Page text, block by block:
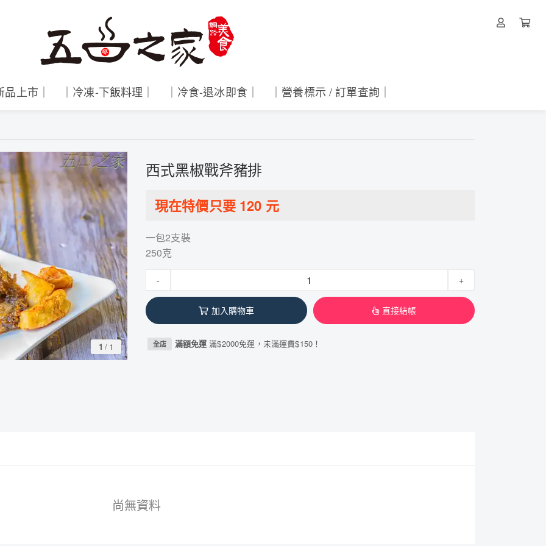
品上市｜ ｜冷凍-下飯料理｜ ｜冷食-退冰即食｜ ｜營養標示 / 訂單查詢｜
1 / 1
西式黑椒戰斧豬排
現在特價只要 120 元
一包2支裝
250克
- +
加入購物車 直接結帳
全店 滿額免運滿$2000免運，未滿運費$150！
尚無資料